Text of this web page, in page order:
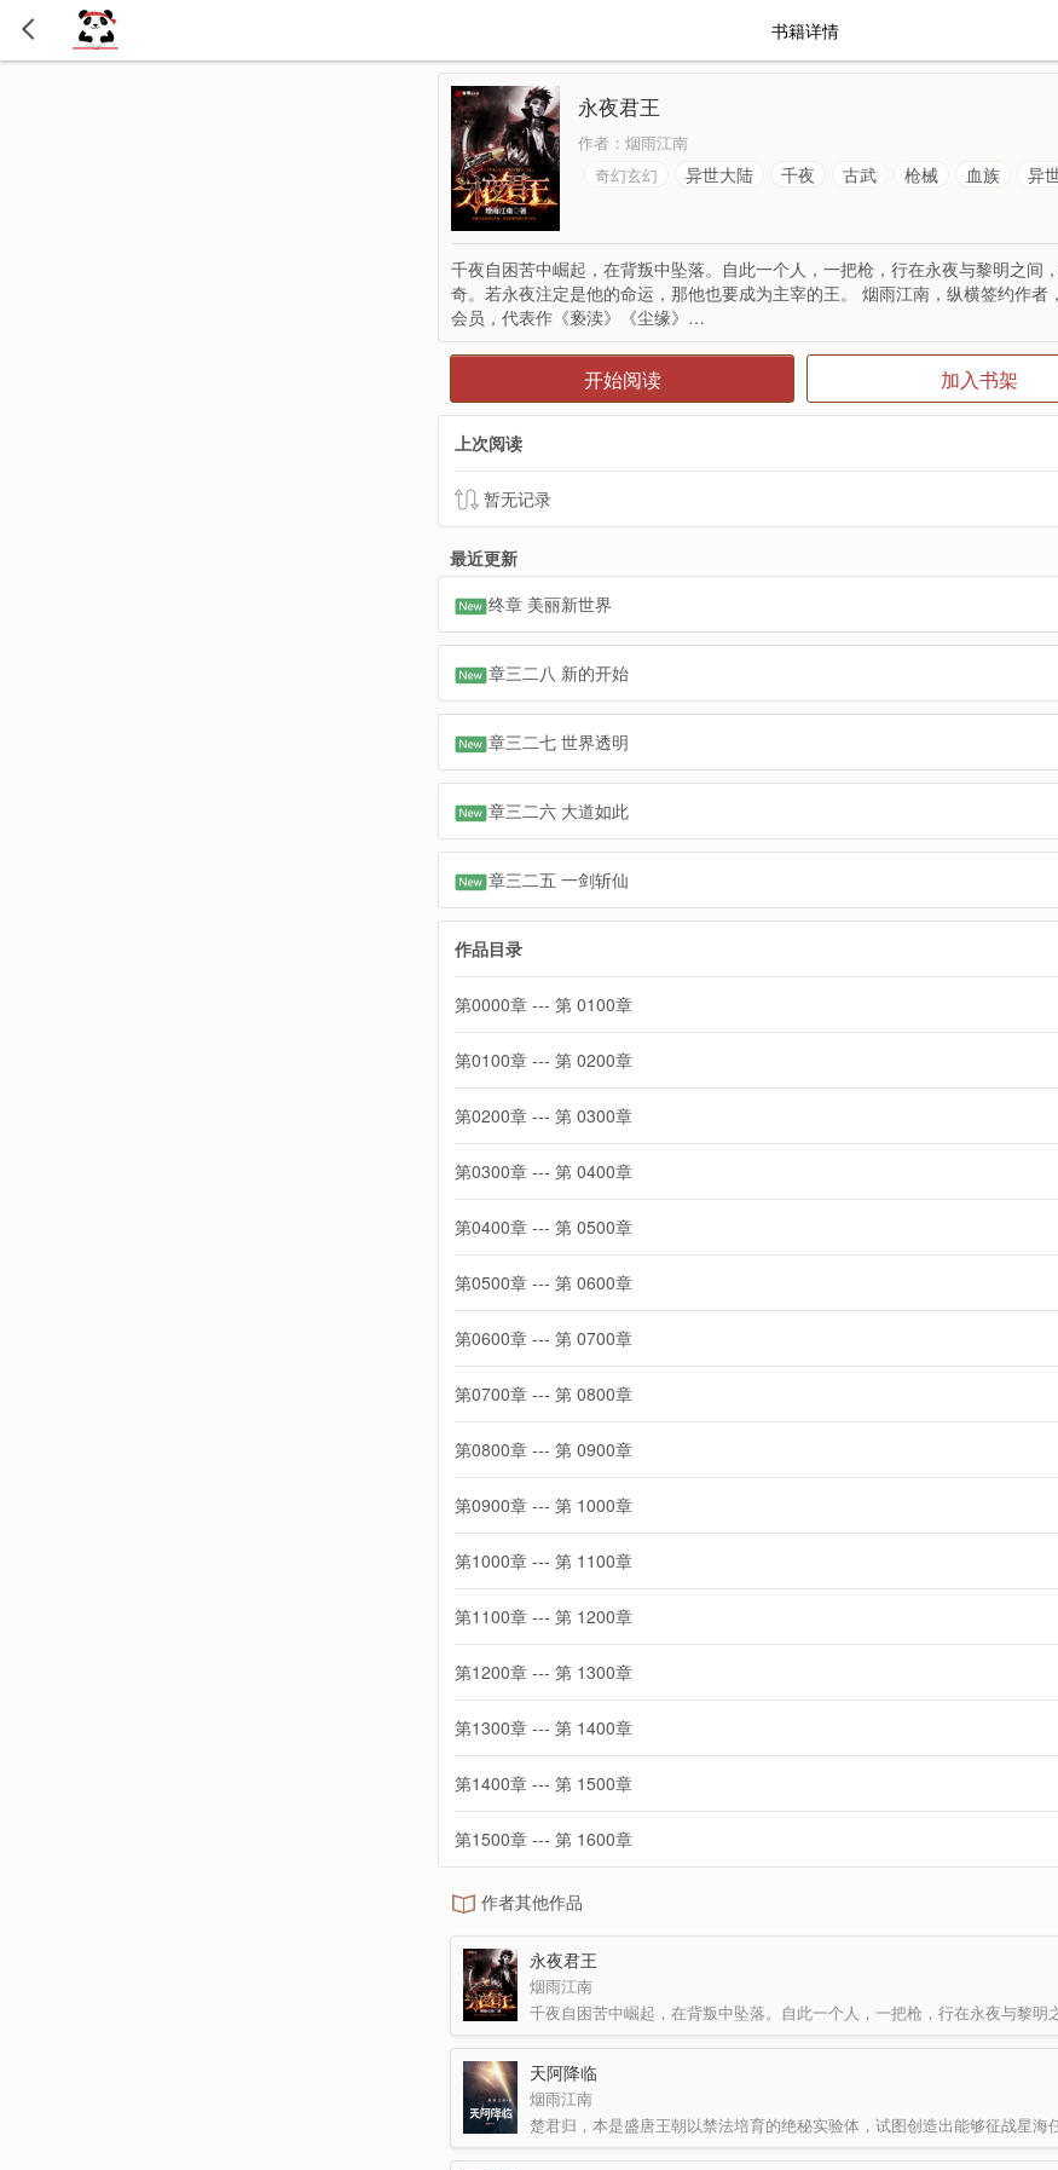
书籍详情
永夜君王
作者： 烟雨江南
奇幻玄幻
异世大陆 千夜 古武 枪械 血族 异
千夜自困苦中崛起，在背叛中坠落。自此一个人，一把枪，行在永夜与黎明之间
奇。若永夜注定是他的命运，那他也要成为主宰的王。 烟雨江南，纵横签约作者
会员，代表作《亵渎》《尘缘》…
开始阅读 加入书架
上次阅读
暂无记录
最近更新
终章 美丽新世界
章三二八 新的开始
章三二七 世界透明
章三二六 大道如此
章三二五 一剑斩仙
作品目录
第0000章 --- 第 0100章
第0100章 --- 第 0200章
第0200章 --- 第 0300章
第0300章 --- 第 0400章
第0400章 --- 第 0500章
第0500章 --- 第 0600章
第0600章 --- 第 0700章
第0700章 --- 第 0800章
第0800章 --- 第 0900章
第0900章 --- 第 1000章
第1000章 --- 第 1100章
第1100章 --- 第 1200章
第1200章 --- 第 1300章
第1300章 --- 第 1400章
第1400章 --- 第 1500章
第1500章 --- 第 1600章
作者其他作品
永夜君王
烟雨江南
天阿降临
烟雨江南